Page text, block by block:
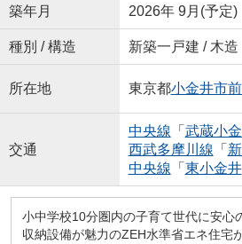
築年月 2026年 9月(予定)
種別 / 構造 新築一戸建 / 木造
所在地 東京都小金井市
交通
中央線 「 武蔵小
西武多摩川線 「
中央線 「 東小金井
小中学校10分圏内の子育て世代に安心
収納設備が魅力のZEH水準省エネ住宅